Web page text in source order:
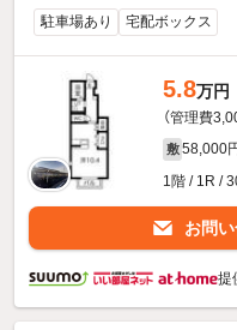
駐車場あり 宅配ボックス
5.8万円
（管理費
敷 58,000
1階 / 1R /
お問
提